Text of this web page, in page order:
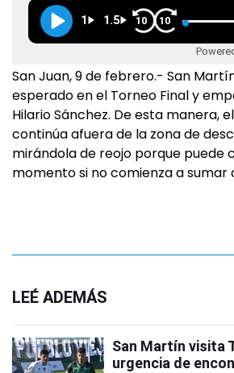
1 1.5 10 10
San Juan, 9 de febrero.- San
esperado en el Torneo Final y
Hilario Sánchez. De esta manera,
continúa afuera de la zona de
mirándola de reojo porque puede
momento si no comienza a sumar
LEÉ ADEMÁS
San Martín visita
urgencia de